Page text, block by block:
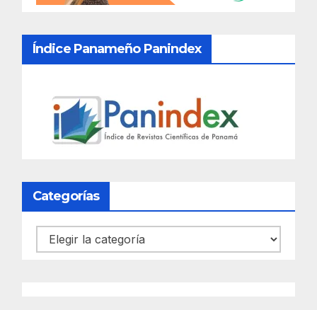
Índice Panameño Panindex
Categorías
Categorías